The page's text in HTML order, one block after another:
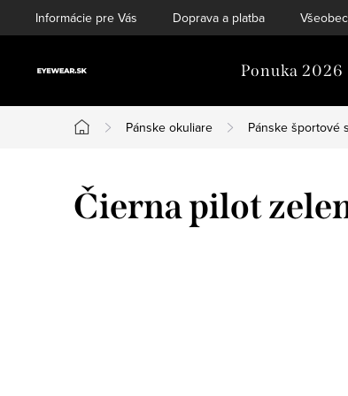
na
Informácie pre Vás Doprava a platba
Ponuka 2026
Domov
Pánske okuliare Pánske športové
Čierna pilot